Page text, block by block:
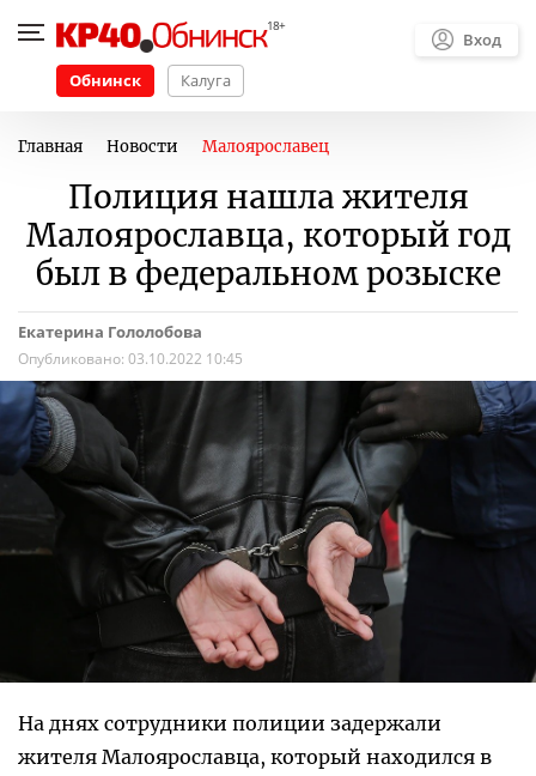
Обнинск Калуга
Вход
Главная Новости Малоярославец
Полиция нашла жителя
Малоярославца, который год
был в федеральном розыске
Екатерина Гололобова
Опубликовано: 03.10.2022 10:45
На днях сотрудники полиции задержали
жителя Малоярославца, который находился в